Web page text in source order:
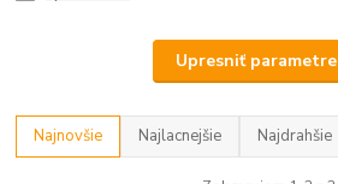
Upresniť parametre
Najnovšie Najlacnejšie Najdrahšie